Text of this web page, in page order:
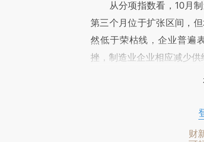
从分项指数看，10月制
第三个月位于扩张区间，
然低于荣枯线，企业普遍
挫，制造业企业相应减少供
财